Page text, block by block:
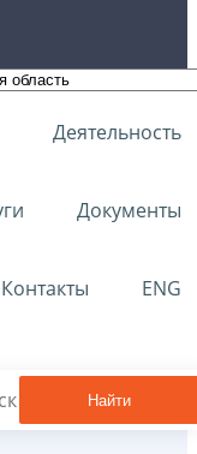
Деятельность
Документы
Контакты ENG
Найти